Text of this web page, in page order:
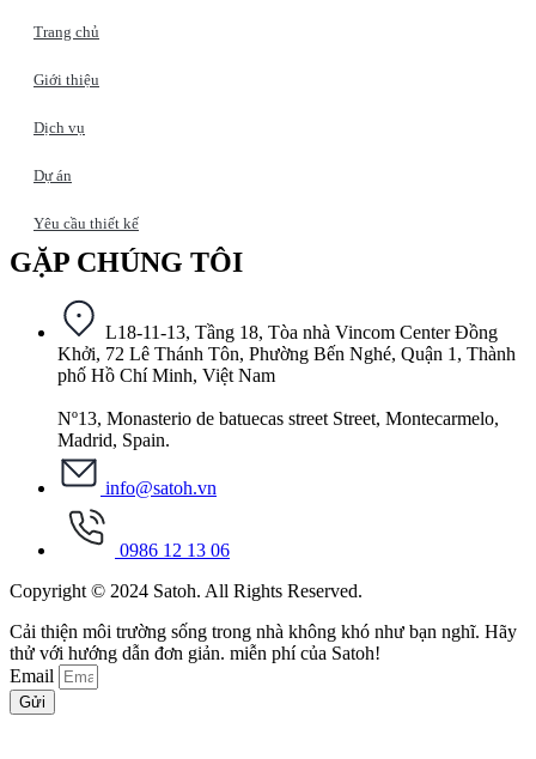
Trang chủ
Giới thiệu
Dịch vụ
Dự án
Yêu cầu thiết kế
GẶP CHÚNG TÔI​
L18-11-13, Tầng 18, Tòa nhà Vincom Center Đồng
Khởi, 72 Lê Thánh Tôn, Phường Bến Nghé, Quận 1, Thành
phố Hồ Chí Minh, Việt Nam
Nº13, Monasterio de batuecas street Street, Montecarmelo,
Madrid, Spain.
info@satoh.vn
0986 12 13 06
Copyright © 2024 Satoh. All Rights Reserved.
Cải thiện môi trường sống trong nhà không khó như bạn nghĩ. Hãy
thử với hướng dẫn đơn giản. miễn phí của Satoh!
Email
Gửi